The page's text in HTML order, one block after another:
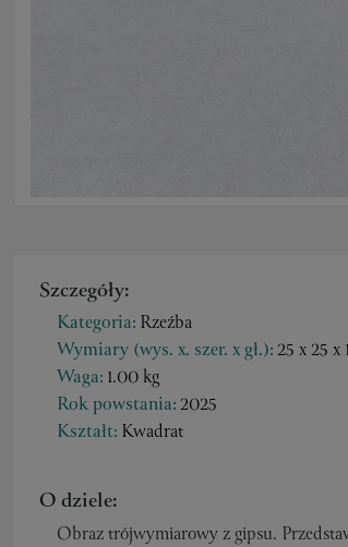
Szczegóły:
Kategoria: Rzeźba
Wymiary (wys. x. szer. x gł.):25 x 25 x
Waga: 1.00 kg
Rok powstania:2025
Kształt: Kwadrat
O dziele:
Obraz trójwymiarowy z gipsu.